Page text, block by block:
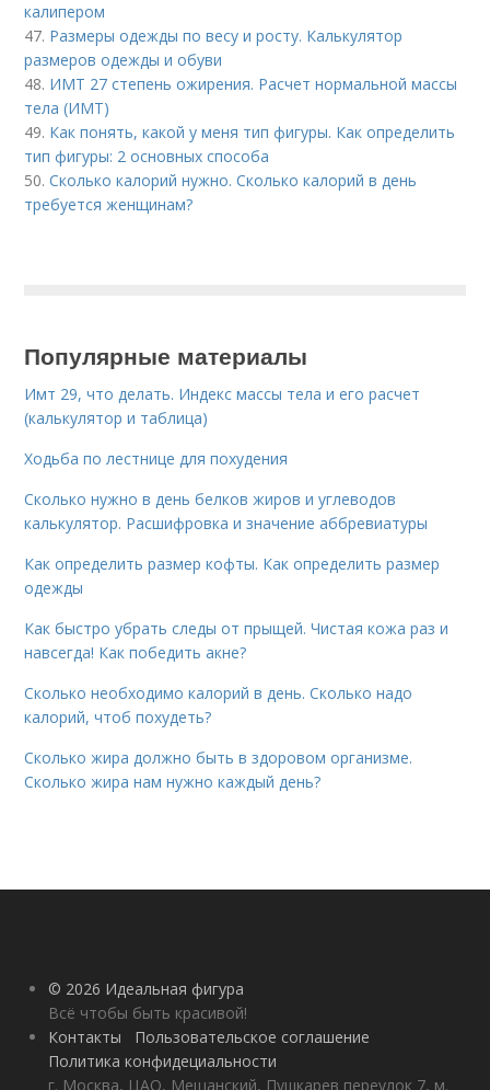
калипером
47. Размеры одежды по весу и росту. Калькулятор
размеров одежды и обуви
48. ИМТ 27 степень ожирения. Расчет нормальной массы
тела (ИМТ)
49. Как понять, какой у меня тип фигуры. Как определить
тип фигуры: 2 основных способа
50.Сколько калорий нужно. Сколько калорий в день
требуется женщинам?
Популярные материалы
Имт 29, что делать. Индекс массы тела и его расчет
(калькулятор и таблица)
Ходьба по лестнице для похудения
Сколько нужно в день белков жиров и углеводов
калькулятор. Расшифровка и значение аббревиатуры
Как определить размер кофты. Как определить размер
одежды
Как быстро убрать следы от прыщей. Чистая кожа раз и
навсегда! Как победить акне?
Сколько необходимо калорий в день. Сколько надо
калорий, чтоб похудеть?
Сколько жира должно быть в здоровом организме.
Сколько жира нам нужно каждый день?
© 2026 Идеальная фигура
Всё чтобы быть красивой!
Контакты
Пользовательское соглашение
Политика конфидециальности
г. Москва, ЦАО, Мещанский, Пушкарев переулок 7, м.